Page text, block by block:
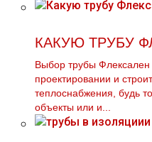
КАКУЮ ТРУБУ
Выбор трубы
проектировании и
теплоснабжения, будь
объекты или и...